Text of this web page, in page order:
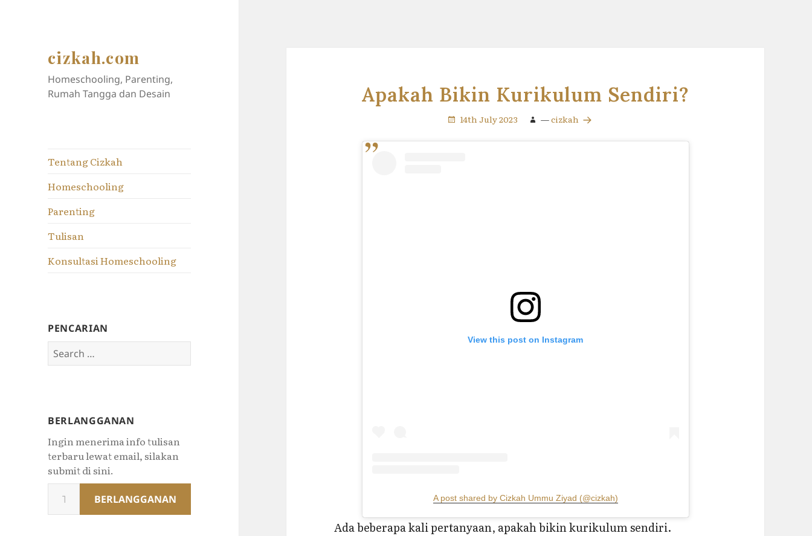
cizkah.com
Homeschooling, Parenting,
Rumah Tangga dan Desain
Tentang Cizkah
Homeschooling
Parenting
Tulisan
Konsultasi Homeschooling
PENCARIAN
Search
for:
BERLANGGANAN
Ingin menerima info tulisan
terbaru lewat email, silakan
submit di sini.
your
email…
BERLANGGANAN
Apakah Bikin Kurikulum Sendiri?
14th July 2023 —cizkah
View this post on Instagram
A post shared by Cizkah Ummu Ziyad (@cizkah)
Ada beberapa kali pertanyaan, apakah bikin kurikulum sendiri.